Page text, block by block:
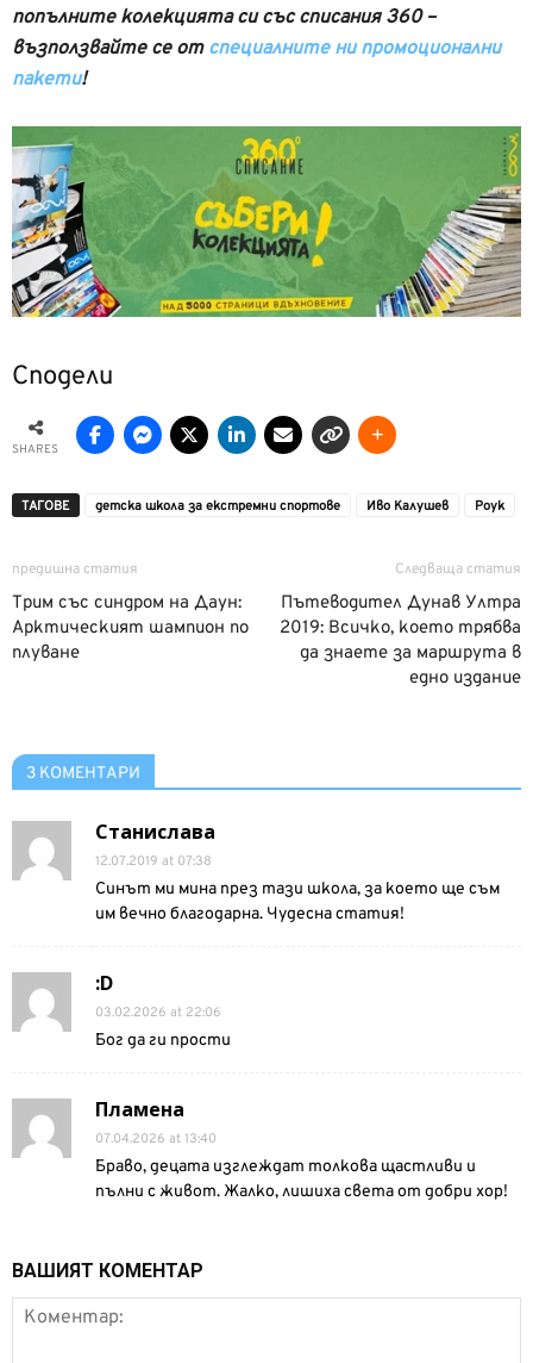
попълните колекцията си със списания 360 –
възползвайте се от специалните ни промоционални
пакети!
Сподели
SHARES
ТАГОВЕ детска школа за екстремни спортове Иво Калушев Роук
предишна статия
Трим със синдром на Даун:
Арктическият шампион по
плуване
Следваща статия
Пътеводител Дунав Ултра
2019: Всичко, което трябва
да знаете за маршрута в
едно издание
3 КОМЕНТАРИ
Станислава
12.07.2019 at 07:38
Синът ми мина през тази школа, за което ще съм
им вечно благодарна. Чудесна статия!
:D
03.02.2026 at 22:06
Бог да ги прости
Пламена
07.04.2026 at 13:40
Браво, децата изглеждат толкова щастливи и
пълни с живот. Жалко, лишиха света от добри хор!
ВАШИЯТ КОМЕНТАР